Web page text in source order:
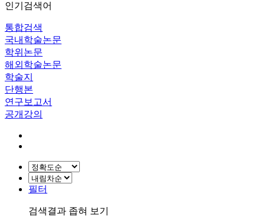
인기검색어
통합검색
국내학술논문
학위논문
해외학술논문
학술지
단행본
연구보고서
공개강의
필터
검색결과 좁혀 보기